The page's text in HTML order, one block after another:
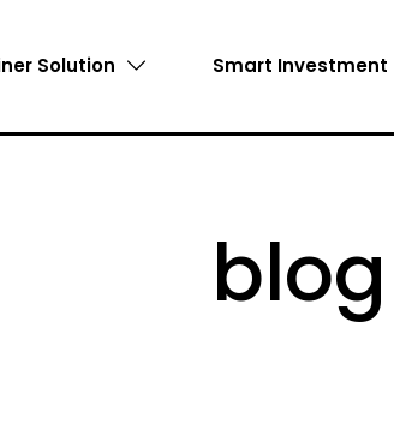
Solution Smart Investment
blog